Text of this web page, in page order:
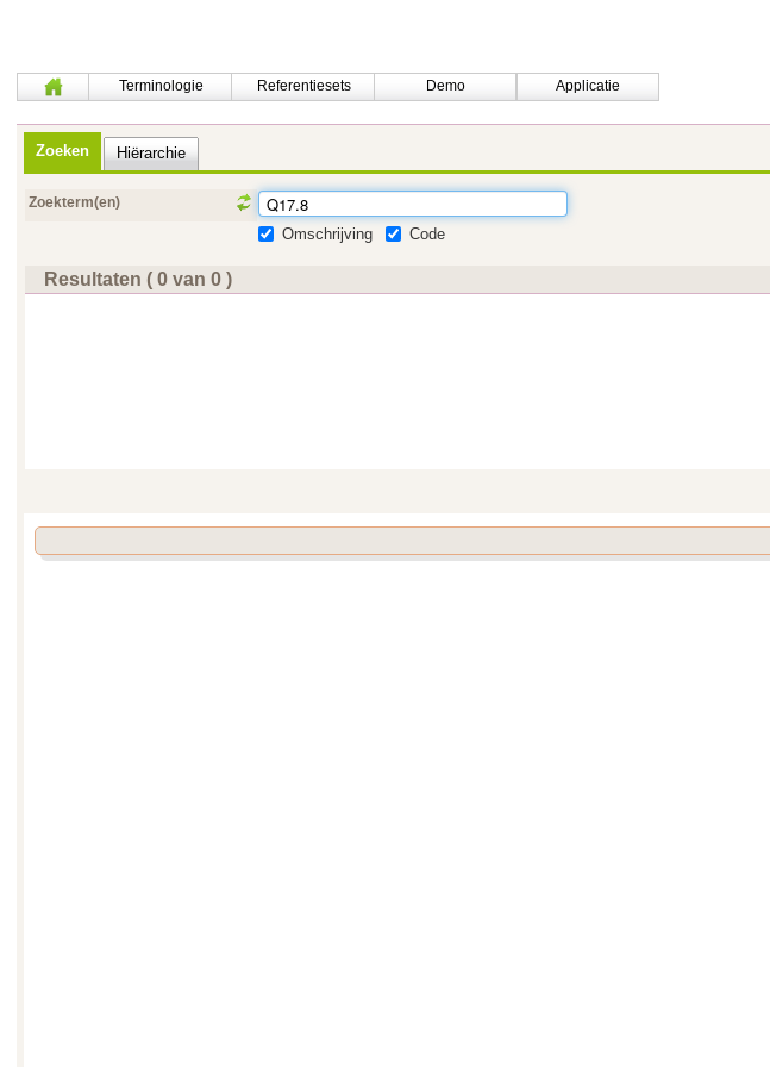
Terminologie Referentiesets Demo Applicatie
Zoeken Hiërarchie
Zoekterm(en)
Omschrijving
Code
Resultaten ( 0 van 0 )